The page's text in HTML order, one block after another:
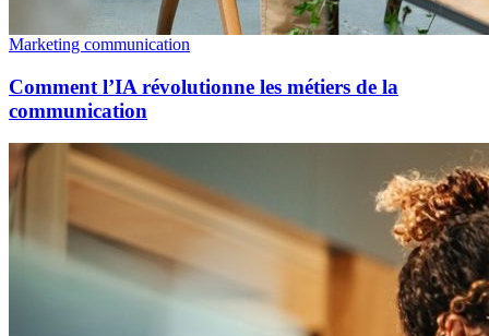
Marketing communication
Comment l’IA révolutionne les métiers de la
communication